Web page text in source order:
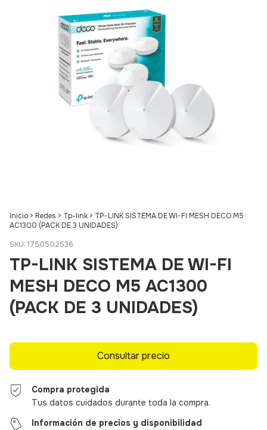
Inicio > Redes > Tp-link > TP-LINK SISTEMA DE WI-FI MESH DECO M5
AC1300 (PACK DE 3 UNIDADES)
SKU: 1750502536
TP-LINK SISTEMA DE WI-FI
MESH DECO M5 AC1300
(PACK DE 3 UNIDADES)
Compra protegida
Tus datos cuidados durante toda la compra.
Información de precios y disponibilidad